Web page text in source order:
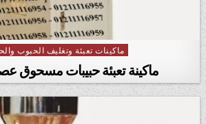
Posted in
ماكينات تعبئة وتغليف الحبوب
ماكينة تعبئة حبيبات مسحوق